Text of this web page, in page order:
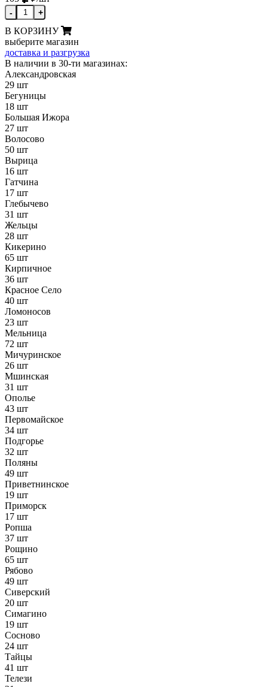
- +
В КОРЗИНУ
выберите магазин
доставка и разгрузка
В наличии в 30-ти магазинах:
Александровская
29 шт
Бегуницы
18 шт
Большая Ижора
27 шт
Волосово
50 шт
Вырица
16 шт
Гатчина
17 шт
Глебычево
31 шт
Жельцы
28 шт
Кикерино
65 шт
Кирпичное
36 шт
Красное Село
40 шт
Ломоносов
23 шт
Мельница
72 шт
Мичуринское
26 шт
Мшинская
31 шт
Ополье
43 шт
Первомайское
34 шт
Подгорье
32 шт
Поляны
49 шт
Приветнинское
19 шт
Приморск
17 шт
Ропша
37 шт
Рощино
65 шт
Рябово
49 шт
Сиверский
20 шт
Симагино
19 шт
Сосново
24 шт
Тайцы
41 шт
Телези